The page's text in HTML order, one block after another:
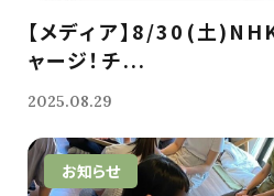
【メディア】8/30(土
ャージ！チ...
2025.08.29
お知らせ